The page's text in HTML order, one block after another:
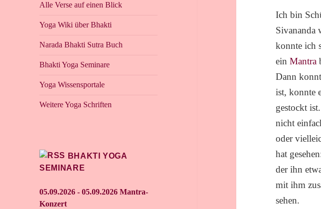
Alle Verse auf einen Blick
Yoga Wiki über Bhakti
Narada Bhakti Sutra Buch
Bhakti Yoga Seminare
Yoga Wissensportale
Weitere Yoga Schriften
BHAKTI YOGA
SEMINARE
05.09.2026 - 05.09.2026 Mantra-
Konzert
Ich bin
Sivananda
konnte ich
einMantra
Dann
ist, konnte
gestockt
nicht
oder
hat
der ihn
mit ihm
sehen.